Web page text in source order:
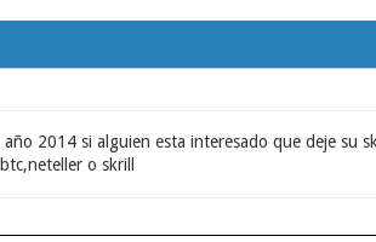
2014 si alguien esta interesado que deje su
o skrill